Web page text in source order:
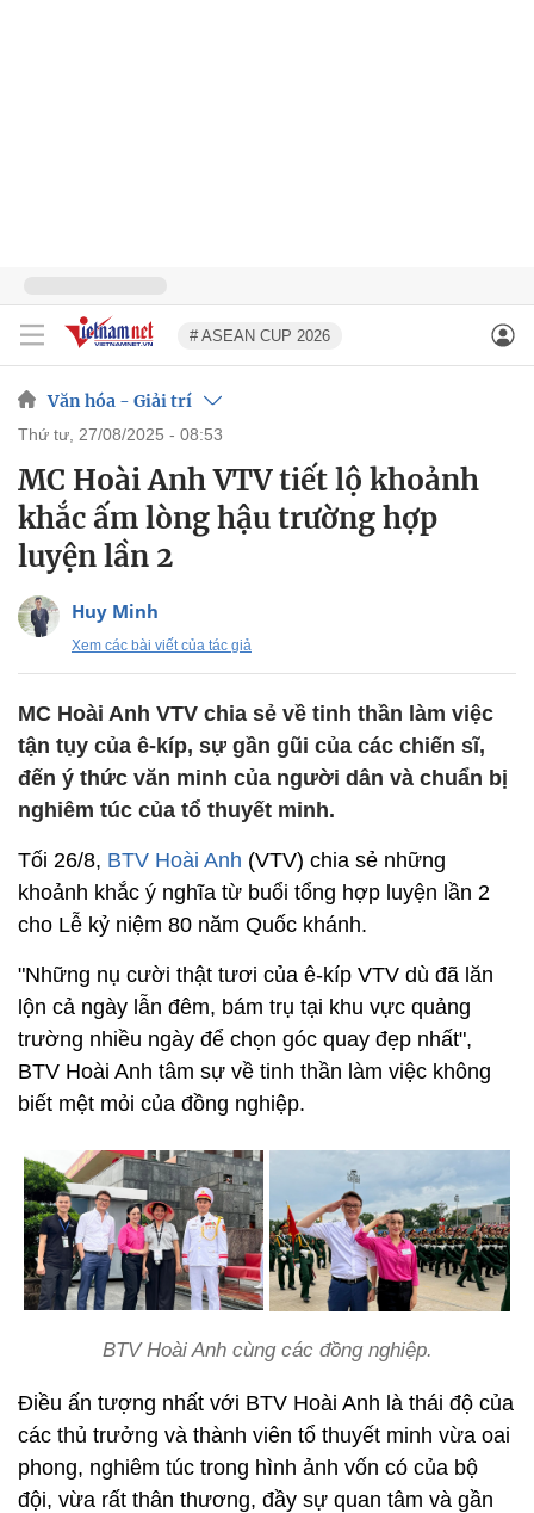
# ASEAN CUP 2026
Văn hóa - Giải trí
thứ tư, 27/08/2025 - 08:53
MC Hoài Anh VTV tiết lộ khoảnh
khắc ấm lòng hậu trường hợp
luyện lần 2
Huy Minh
Xem các bài viết của tác giả
MC Hoài Anh VTV chia sẻ về tinh thần làm việc
tận tụy của ê-kíp, sự gần gũi của các chiến sĩ,
đến ý thức văn minh của người dân và chuẩn bị
nghiêm túc của tổ thuyết minh.
Tối 26/8, BTV Hoài Anh (VTV) chia sẻ những
khoảnh khắc ý nghĩa từ buổi tổng hợp luyện lần 2
cho Lễ kỷ niệm 80 năm Quốc khánh.
"Những nụ cười thật tươi của ê-kíp VTV dù đã lăn
lộn cả ngày lẫn đêm, bám trụ tại khu vực quảng
trường nhiều ngày để chọn góc quay đẹp nhất",
BTV Hoài Anh tâm sự về tinh thần làm việc không
biết mệt mỏi của đồng nghiệp.
BTV Hoài Anh cùng các đồng nghiệp.
Điều ấn tượng nhất với BTV Hoài Anh là thái độ của
các thủ trưởng và thành viên tổ thuyết minh vừa oai
phong, nghiêm túc trong hình ảnh vốn có của bộ
đội, vừa rất thân thương, đầy sự quan tâm và gần